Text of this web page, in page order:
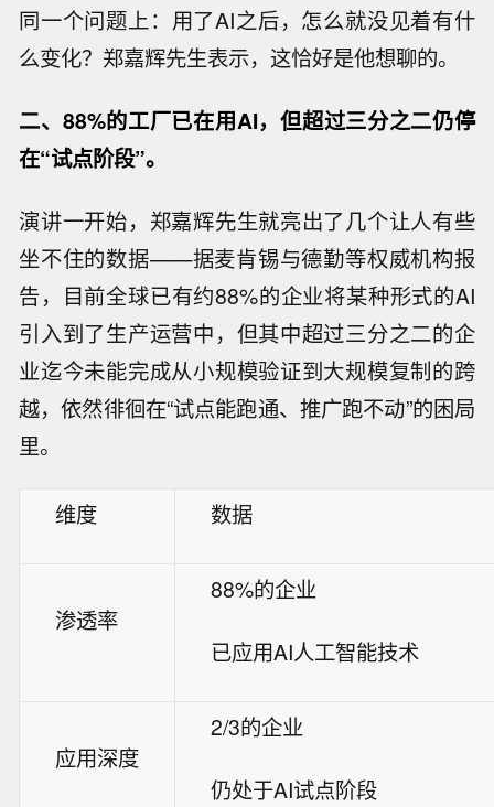
同一个问题上：用了AI之后，怎么就没见着有什
么变化？郑嘉辉先生表示，这恰好是他想聊的。
二、88%的工厂已在用AI，但超过三分之二仍停
在“试点阶段”。
演讲一开始，郑嘉辉先生就亮出了几个让人有些
坐不住的数据——据麦肯锡与德勤等权威机构报
告，目前全球已有约88%的企业将某种形式的AI
引入到了生产运营中，但其中超过三分之二的企
业迄今未能完成从小规模验证到大规模复制的跨
越，依然徘徊在“试点能跑通、推广跑不动”的困局
里。
维度 数据
渗透率
88%的企业
已应用AI人工智能技术
应用深度
2/3的企业
仍处于AI试点阶段